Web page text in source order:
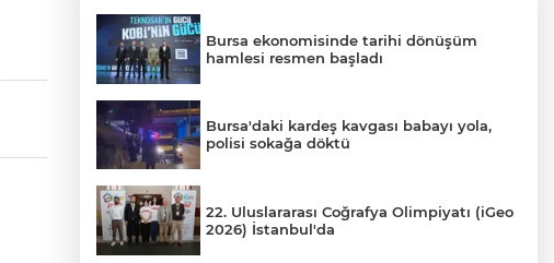
Bursa ekonomisinde tarihi dönüşüm
hamlesi resmen başladı
Bursa'daki kardeş kavgası babayı yola,
polisi sokağa döktü
22. Uluslararası Coğrafya Olimpiyatı (iGeo
2026) İstanbul'da